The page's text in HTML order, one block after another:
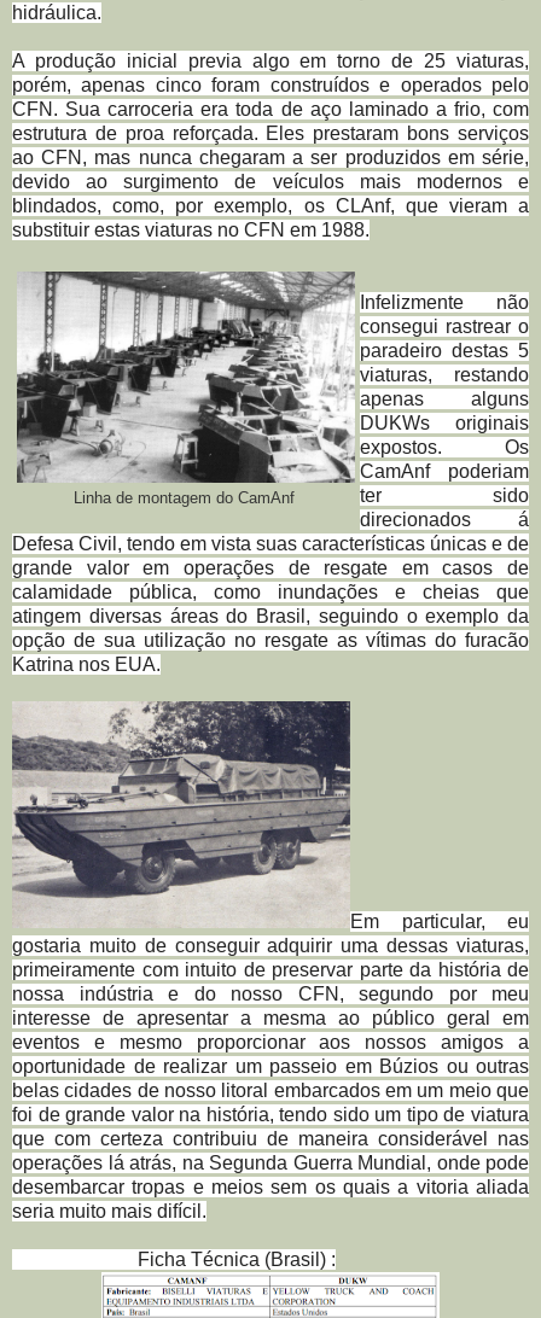
hidráulica.
A produção inicial previa algo em torno de 25 viaturas,
porém, apenas cinco foram construídos e operados pelo
CFN. Sua carroceria era toda de aço laminado a frio, com
estrutura de proa reforçada. Eles prestaram bons serviços
ao CFN, mas nunca chegaram a ser produzidos em série,
devido ao surgimento de veículos mais modernos e
blindados, como, por exemplo, os CLAnf, que vieram a
substituir estas viaturas no CFN em 1988.
Linha de montagem do CamAnf
Infelizmente não
consegui rastrear o
paradeiro destas 5
viaturas, restando
apenas alguns
DUKWs originais
expostos. Os
CamAnf poderiam
ter sido
direcionados á
Defesa Civil, tendo em vista suas características únicas e de
grande valor em operações de resgate em casos de
calamidade pública, como inundações e cheias que
atingem diversas áreas do Brasil, seguindo o exemplo da
opção de sua utilização no resgate as vítimas do furacão
Katrina nos EUA.
Em particular, eu
gostaria muito de conseguir adquirir uma dessas viaturas,
primeiramente com intuito de preservar parte da história de
nossa indústria e do nosso CFN, segundo por meu
interesse de apresentar a mesma ao público geral em
eventos e mesmo proporcionar aos nossos amigos a
oportunidade de realizar um passeio em Búzios ou outras
belas cidades de nosso litoral embarcados em um meio que
foi de grande valor na história, tendo sido um tipo de viatura
que com certeza contribuiu de maneira considerável nas
operações lá atrás, na Segunda Guerra Mundial, onde pode
desembarcar tropas e meios sem os quais a vitoria aliada
seria muito mais difícil.
Ficha Técnica (Brasil) :